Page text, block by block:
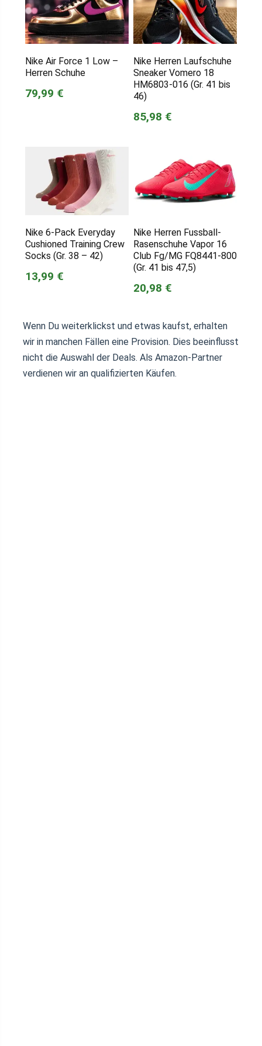
Nike Air Force 1 Low –
Herren Schuhe
79,99 €
Nike Herren Laufschuhe
Sneaker Vomero 18
HM6803-016 (Gr. 41 bis
46)
85,98 €
Nike 6-Pack Everyday
Cushioned Training Crew
Socks (Gr. 38 – 42)
13,99 €
Nike Herren Fussball-
Rasenschuhe Vapor 16
Club Fg/MG FQ8441-800
(Gr. 41 bis 47,5)
20,98 €
Wenn Du weiterklickst und etwas kaufst, erhalten
wir in manchen Fällen eine Provision. Dies beeinflusst
nicht die Auswahl der Deals. Als Amazon-Partner
verdienen wir an qualifizierten Käufen.